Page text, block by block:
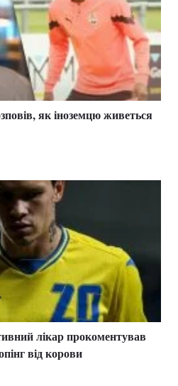
як іноземцю живеться
лікар прокоментував
від корови